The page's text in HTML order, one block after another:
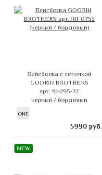
Бейсболка с сеточкой
GOORIN BROTHERS
арт. 91-295-72
черный / бордовый
ONE
5990 руб.
NEW